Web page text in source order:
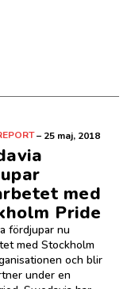
– 25 maj, 2018
med
Pride
fördjupar nu
med Stockholm
och blir
under en